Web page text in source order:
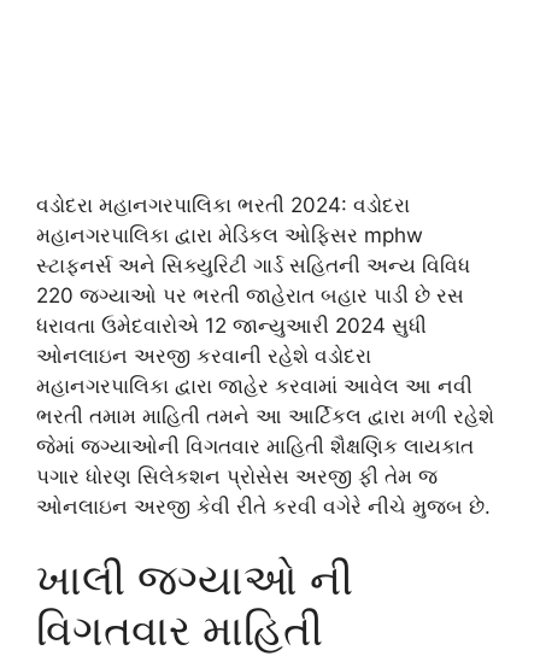
વડોદરા મહાનગરપાલિકા ભરતી 2024: વડોદરા
મહાનગરપાલિકા દ્વારા મેડિકલ ઓફિસર mphw
સ્ટાફનર્સ અને સિક્યુરિટી ગાર્ડ સહિતની અન્ય વિવિધ
220 જગ્યાઓ પર ભરતી જાહેરાત બહાર પાડી છે રસ
ધરાવતા ઉમેદવારોએ 12 જાન્યુઆરી 2024 સુધી
ઓનલાઇન અરજી કરવાની રહેશે વડોદરા
મહાનગરપાલિકા દ્વારા જાહેર કરવામાં આવેલ આ નવી
ભરતી તમામ માહિતી તમને આ આર્ટિકલ દ્વારા મળી રહેશે
જેમાં જગ્યાઓની વિગતવાર માહિતી શૈક્ષણિક લાયકાત
પગાર ધોરણ સિલેકશન પ્રોસેસ અરજી ફી તેમ જ
ઓનલાઇન અરજી કેવી રીતે કરવી વગેરે નીચે મુજબ છે.
ખાલી જગ્યાઓ ની
વિગતવાર માહિતી